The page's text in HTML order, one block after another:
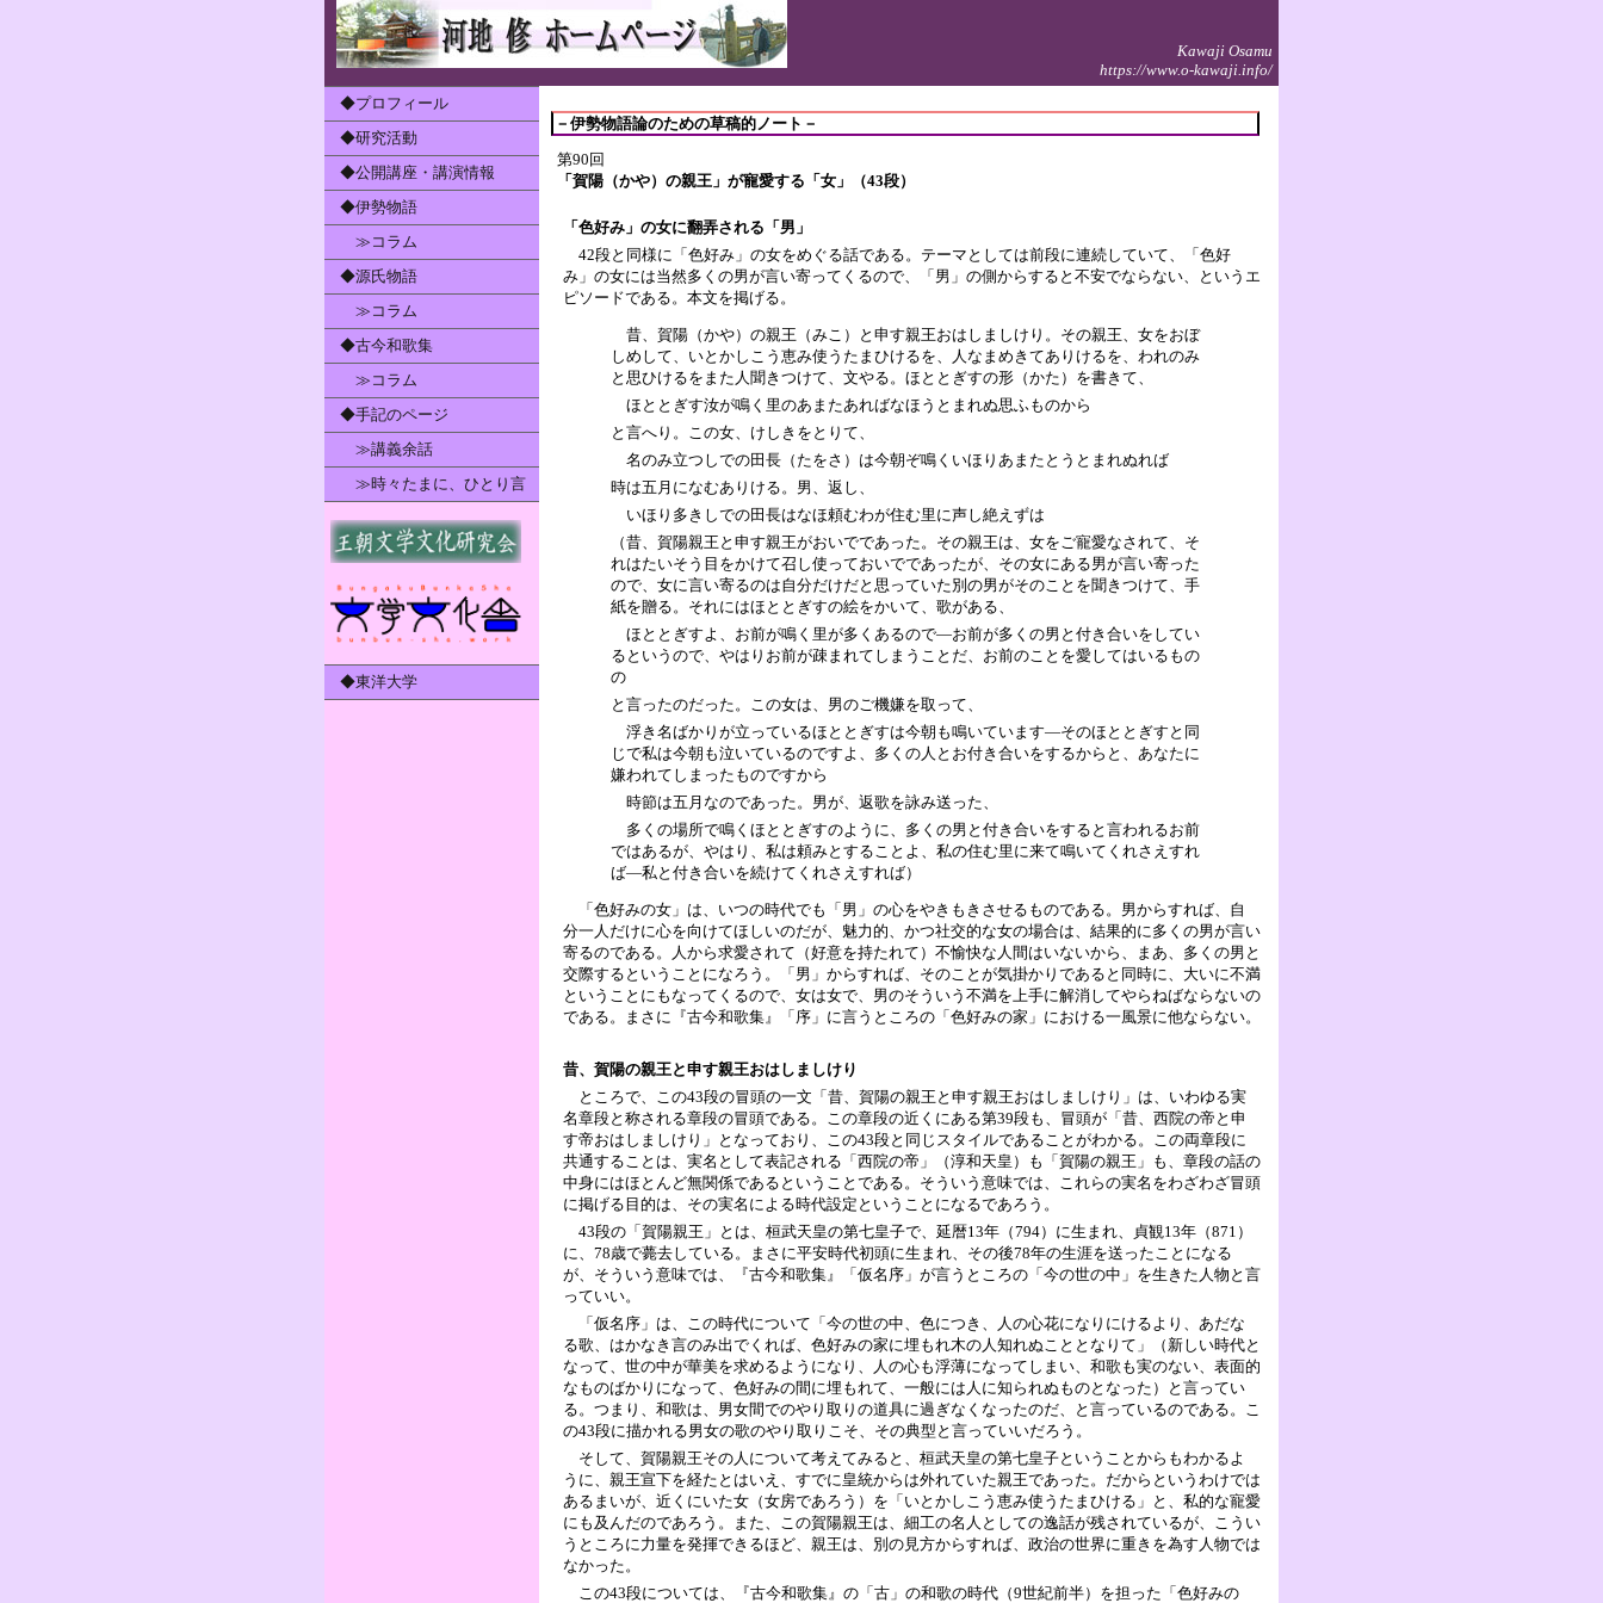
Kawaji Osamu
https://www.o-kawaji.info/
◆プロフィール
◆研究活動
◆公開講座・講演情報
◆伊勢物語
≫コラム
◆源氏物語
≫コラム
◆古今和歌集
≫コラム
◆手記のページ
≫講義余話
≫時々たまに、ひとり言
◆東洋大学
－伊勢物語論のための草稿的ノート－
第90回
「賀陽（かや）の親王」が寵愛する「女」（43段）
「色好み」の女に翻弄される「男」
42段と同様に「色好み」の女をめぐる話である。テーマとしては前段に連続していて、「色好
み」の女には当然多くの男が言い寄ってくるので、「男」の側からすると不安でならない、というエ
ピソードである。本文を掲げる。
昔、賀陽（かや）の親王（みこ）と申す親王おはしましけり。その親王、女をおぼ
しめして、いとかしこう恵み使うたまひけるを、人なまめきてありけるを、われのみ
と思ひけるをまた人聞きつけて、文やる。ほととぎすの形（かた）を書きて、
ほととぎす汝が鳴く里のあまたあればなほうとまれぬ思ふものから
と言へり。この女、けしきをとりて、
名のみ立つしでの田長（たをさ）は今朝ぞ鳴くいほりあまたとうとまれぬれば
時は五月になむありける。男、返し、
いほり多きしでの田長はなほ頼むわが住む里に声し絶えずは
（昔、賀陽親王と申す親王がおいでであった。その親王は、女をご寵愛なされて、そ
れはたいそう目をかけて召し使っておいでであったが、その女にある男が言い寄った
ので、女に言い寄るのは自分だけだと思っていた別の男がそのことを聞きつけて、手
紙を贈る。それにはほととぎすの絵をかいて、歌がある、
ほととぎすよ、お前が鳴く里が多くあるので―お前が多くの男と付き合いをしてい
るというので、やはりお前が疎まれてしまうことだ、お前のことを愛してはいるもの
の
と言ったのだった。この女は、男のご機嫌を取って、
浮き名ばかりが立っているほととぎすは今朝も鳴いています―そのほととぎすと同
じで私は今朝も泣いているのですよ、多くの人とお付き合いをするからと、あなたに
嫌われてしまったものですから
時節は五月なのであった。男が、返歌を詠み送った、
多くの場所で鳴くほととぎすのように、多くの男と付き合いをすると言われるお前
ではあるが、やはり、私は頼みとすることよ、私の住む里に来て鳴いてくれさえすれ
ば―私と付き合いを続けてくれさえすれば）
「色好みの女」は、いつの時代でも「男」の心をやきもきさせるものである。男からすれば、自
分一人だけに心を向けてほしいのだが、魅力的、かつ社交的な女の場合は、結果的に多くの男が言い
寄るのである。人から求愛されて（好意を持たれて）不愉快な人間はいないから、まあ、多くの男と
交際するということになろう。「男」からすれば、そのことが気掛かりであると同時に、大いに不満
ということにもなってくるので、女は女で、男のそういう不満を上手に解消してやらねばならないの
である。まさに『古今和歌集』「序」に言うところの「色好みの家」における一風景に他ならない。
昔、賀陽の親王と申す親王おはしましけり
ところで、この43段の冒頭の一文「昔、賀陽の親王と申す親王おはしましけり」は、いわゆる実
名章段と称される章段の冒頭である。この章段の近くにある第39段も、冒頭が「昔、西院の帝と申
す帝おはしましけり」となっており、この43段と同じスタイルであることがわかる。この両章段に
共通することは、実名として表記される「西院の帝」（淳和天皇）も「賀陽の親王」も、章段の話の
中身にはほとんど無関係であるということである。そういう意味では、これらの実名をわざわざ冒頭
に掲げる目的は、その実名による時代設定ということになるであろう。
43段の「賀陽親王」とは、桓武天皇の第七皇子で、延暦13年（794）に生まれ、貞観13年（871）
に、78歳で薨去している。まさに平安時代初頭に生まれ、その後78年の生涯を送ったことになる
が、そういう意味では、『古今和歌集』「仮名序」が言うところの「今の世の中」を生きた人物と言
っていい。
「仮名序」は、この時代について「今の世の中、色につき、人の心花になりにけるより、あだな
る歌、はかなき言のみ出でくれば、色好みの家に埋もれ木の人知れぬこととなりて」（新しい時代と
なって、世の中が華美を求めるようになり、人の心も浮薄になってしまい、和歌も実のない、表面的
なものばかりになって、色好みの間に埋もれて、一般には人に知られぬものとなった）と言ってい
る。つまり、和歌は、男女間でのやり取りの道具に過ぎなくなったのだ、と言っているのである。こ
の43段に描かれる男女の歌のやり取りこそ、その典型と言っていいだろう。
そして、賀陽親王その人について考えてみると、桓武天皇の第七皇子ということからもわかるよ
うに、親王宣下を経たとはいえ、すでに皇統からは外れていた親王であった。だからというわけでは
あるまいが、近くにいた女（女房であろう）を「いとかしこう恵み使うたまひける」と、私的な寵愛
にも及んだのであろう。また、この賀陽親王は、細工の名人としての逸話が残されているが、こうい
うところに力量を発揮できるほど、親王は、別の見方からすれば、政治の世界に重きを為す人物では
なかった。
この43段については、『古今和歌集』の「古」の和歌の時代（9世紀前半）を担った「色好みの